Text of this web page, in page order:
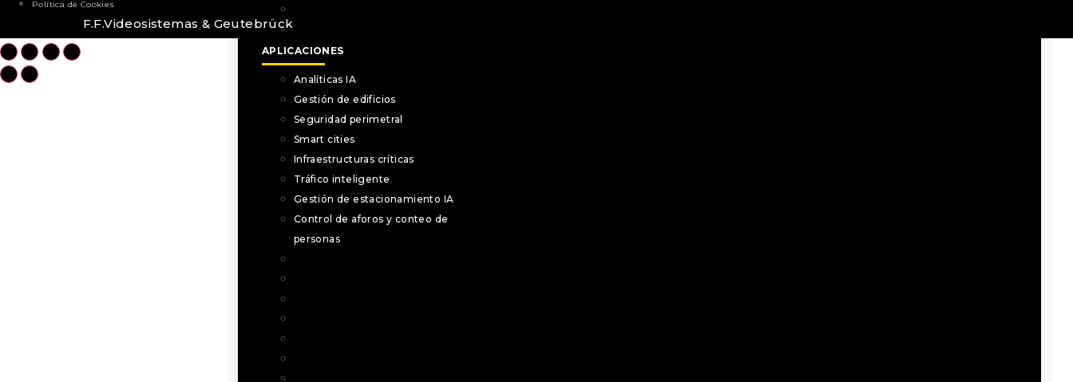
APLICACIONES
Analíticas IA
Gestión de edificios
Seguridad perimetral
Smart cities
Infraestructuras críticas
Tráfico inteligente
Gestión de estacionamiento IA
Control de aforos y conteo de
personas
Política de Cookies
F.F.Videosistemas & Geutebrück